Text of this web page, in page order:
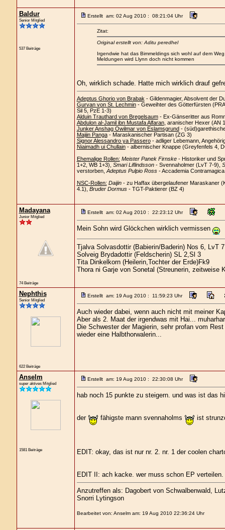
Baldur
Senior Mitglied
537 Beiträge
Erstellt am: 02 Aug 2010 : 08:21:04 Uhr
Zitat:
Original erstellt von: Aditu peredhel
Irgendwie hat das Bimmeldings sich wohl auf dem
Meldungen wird Llynn doch nicht kommen
Oh, wirklich schade. Hatte mich wirklich drauf
Adeptus Ghorio von Brabak - Gildenmagier, Absolvent der
Gurvan von St. Lechmin- Geweihter des Götterfürsten
Sil 5, PzE 1-3)
Alduin Trauthard von Bregelsaum- Ex-Gänseritter aus
Abdulon al-Jamil ibn Mustafa Alfaran, aranischer Hexer (AN
Junker Anshag Owilmar von Eslamsgrund-
Maijin Panga- Maraskanischer Partisan (ZG 3)
Signor Alessandro ya Passero- adliger Lebemann,
Niaimadh ui Chullain- albernischer Knappe (Greyfenfels 4,
Ehemalige Rollen: Meister Panek Firnske- Historiker und
1+2, WB 1+3), Smari Liflindsson- Svennaholmer (LvT 7-9),
verstorben, Adeptus Pulpio Ross- Accademia
NSC-Rollen: Daijin- zu Haffax übergelaufener Maraskaner
4.1), Bruder Dormus- TGT-Paktierer (BZ 4)
Madayana
Junior Mitglied
74 Beiträge
Erstellt am: 02 Aug 2010 : 22:23:12 Uhr
Mein Sohn wird Glöckchen wirklich vermissen
Tjalva Solvasdottir (Babierin/Baderin) Nos 6, LvT
Solveig Brydadottir (Feldscherin) SL 2,Sl 3
Tita Dinkelkorn (Heilerin,Tochter der Erde)Fk9
Thora ni Garje von Sonetal (Streunerin, zeitweise
Nephthis
Senior Mitglied
622 Beiträge
Erstellt am: 19 Aug 2010 : 11:59:23 Uhr
Auch wieder dabei, wenn auch nicht mit meiner
Aber als 2. Maat der irgendwas mit Hai... muharhar
Die Schwester der Magierin, sehr profan vom
wieder eine Halbthorwalerin...
Anselm
super aktives Mitglied
1581 Beiträge
Erstellt am: 19 Aug 2010 : 22:30:08 Uhr
hab noch 15 punkte zu steigern. und was ist das
der fähigste mann svennaholms ist
EDIT: okay, das ist nur nr. 2. nr. 1 der coolen
EDIT II: ach kacke. wer muss schon EP
Anzutreffen als: Dagobert von Schwalbenwald,
Snorri Lytingson
Bearbeitet von: Anselm am: 19 Aug 2010 22:36:24 Uhr